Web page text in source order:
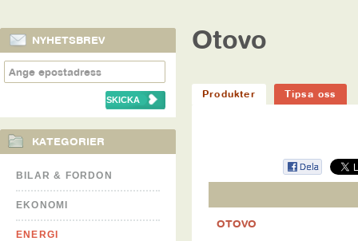
NYHETSBREV
KATEGORIER
BILAR & FORDON
EKONOMI
ENERGI
Otovo
Produkter Tipsa oss
OTOVO